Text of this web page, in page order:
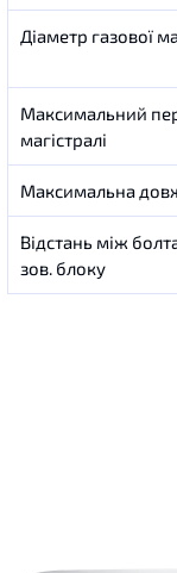
Діаметр газової
Максимальний
магістралі
Максимальна
Відстань між
зов. блоку